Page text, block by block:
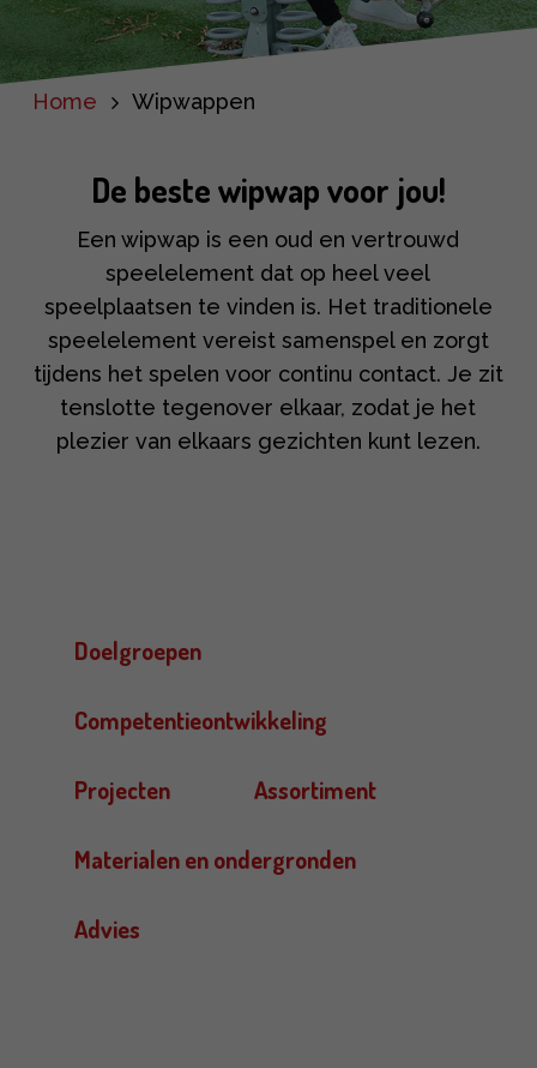
Home Wipwappen
De beste wipwap voor jou!
Een wipwap is een oud en vertrouwd
speelelement dat op heel veel
speelplaatsen te vinden is. Het traditionele
speelelement vereist samenspel en zorgt
tijdens het spelen voor continu contact. Je zit
tenslotte tegenover elkaar, zodat je het
plezier van elkaars gezichten kunt lezen.
Doelgroepen
Competentieontwikkeling
Projecten Assortiment
Materialen en ondergronden
Advies